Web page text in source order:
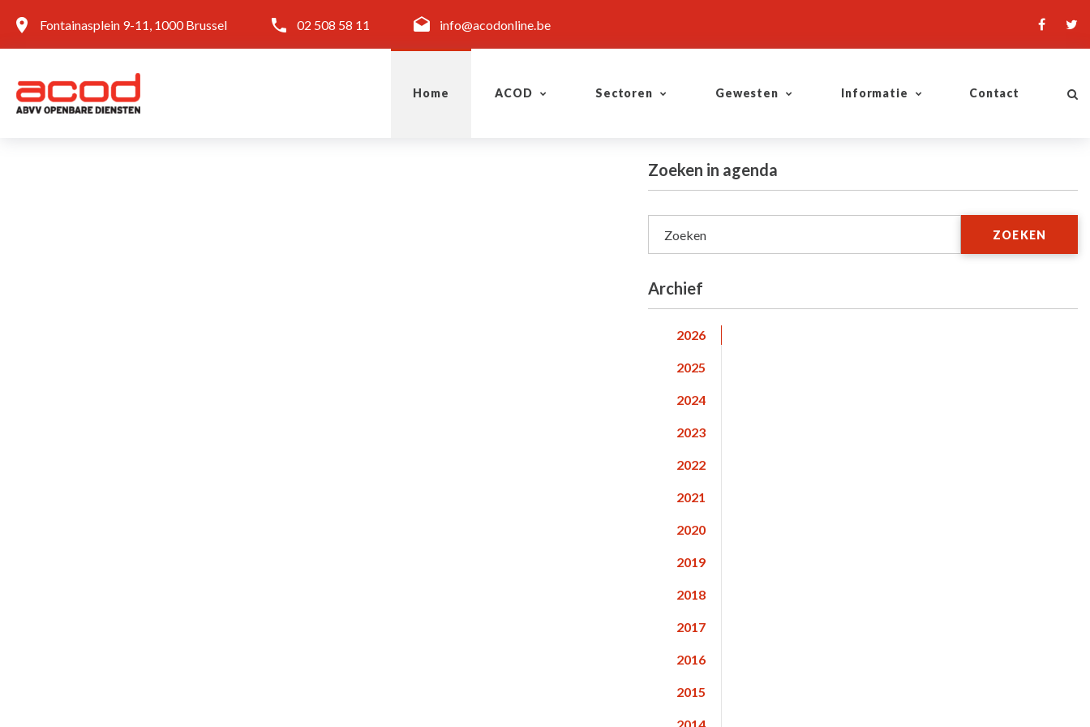
Fontainasplein 9-11, 1000 Brussel 02 508 58 11 info@acodonline.be
Home ACOD Sectoren Gewesten Informatie Contact
Zoeken in agenda
Zoeken ZOEKEN
Archief
2026
2025
2024
2023
2022
2021
2020
2019
2018
2017
2016
2015